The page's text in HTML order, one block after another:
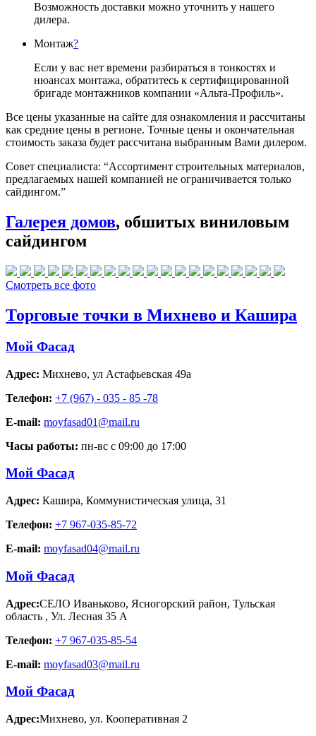
Возможность доставки можно уточнить у нашего
дилера.
Монтаж?
Если у вас нет времени разбираться в тонкостях и
нюансах монтажа, обратитесь к сертифицированной
бригаде монтажников компании «Альта-Профиль».
Все цены указанные на сайте для ознакомления и рассчитаны
как средние цены в регионе. Точные цены и окончательная
стоимость заказа будет рассчитана выбранным Вами дилером.
Совет специалиста: “Ассортимент строительных материалов,
предлагаемых нашей компанией не ограничивается только
сайдингом.”
Галерея домов, обшитых виниловым
сайдингом
Смотреть все фото
Торговые точки в Михнево и Кашира
Мой Фасад
Адрес: Михнево, ул Астафьевская 49а
Телефон: +7 (967) - 035 - 85 -78
E-mail: moyfasad01@mail.ru
Часы работы: пн-вс с 09:00 до 17:00
Мой Фасад
Адрес: Кашира, Коммунистическая улица, 31
Телефон: +7 967-035-85-72
E-mail: moyfasad04@mail.ru
Мой Фасад
Адрес:СЕЛО Иваньково, Ясногорский район, Тульская
область , Ул. Лесная 35 А
Телефон: +7 967-035-85-54
E-mail: moyfasad03@mail.ru
Мой Фасад
Адрес:Михнево, ул. Кооперативная 2